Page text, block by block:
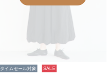
タイムセール対象 SALE